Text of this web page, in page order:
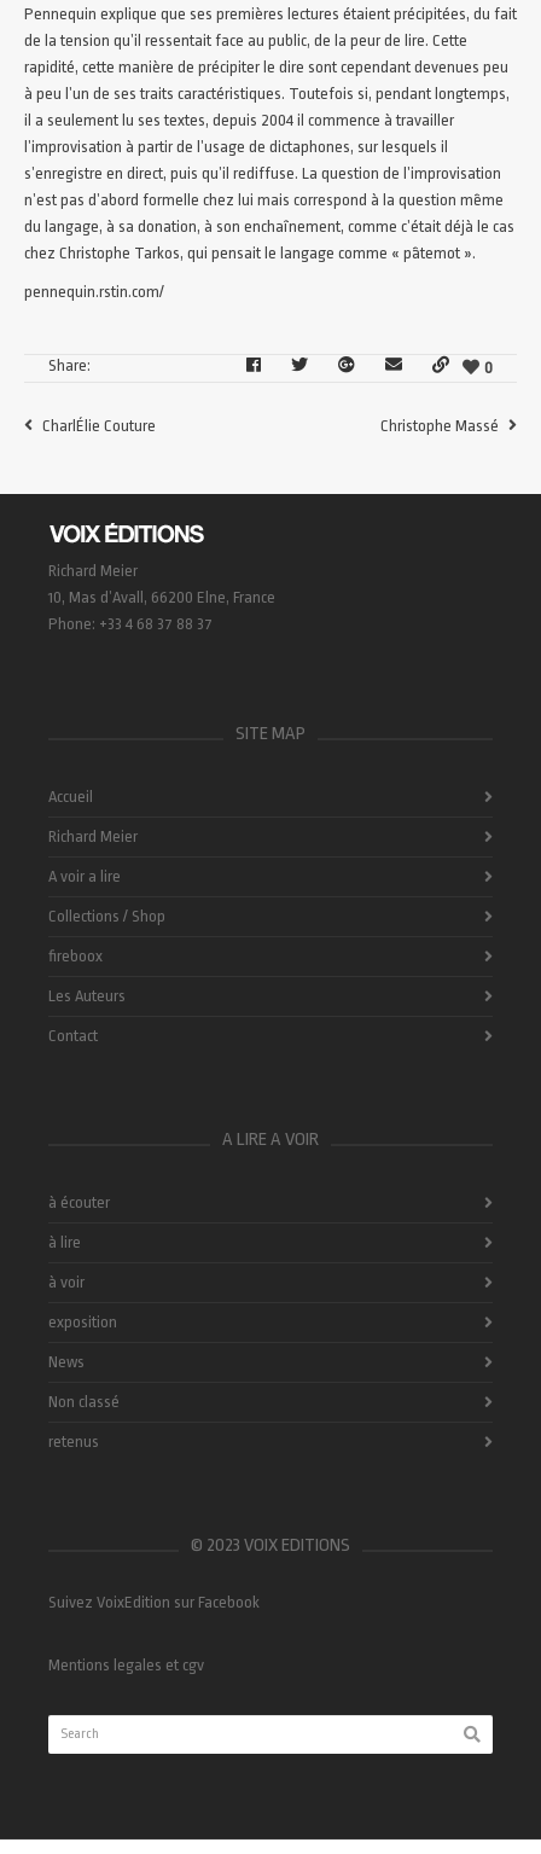
Pennequin explique que ses premières lectures étaient précipitées, du fait
de la tension qu’il ressentait face au public, de la peur de lire. Cette
rapidité, cette manière de précipiter le dire sont cependant devenues peu
à peu l’un de ses traits caractéristiques. Toutefois si, pendant longtemps,
il a seulement lu ses textes, depuis 2004 il commence à travailler
l’improvisation à partir de l’usage de dictaphones, sur lesquels il
s’enregistre en direct, puis qu’il rediffuse. La question de l’improvisation
n’est pas d’abord formelle chez lui mais correspond à la question même
du langage, à sa donation, à son enchaînement, comme c’était déjà le cas
chez Christophe Tarkos, qui pensait le langage comme « pâtemot ».
pennequin.rstin.com/
Share: 0
CharlÉlie Couture Christophe Massé
Richard Meier
10, Mas d’Avall, 66200 Elne, France
Phone: +33 4 68 37 88 37
SITE MAP
Accueil
Richard Meier
A voir a lire
Collections / Shop
fireboox
Les Auteurs
Contact
A LIRE A VOIR
à écouter
à lire
à voir
exposition
News
Non classé
retenus
© 2023 VOIX EDITIONS
Suivez VoixEdition sur Facebook
Mentions legales et cgv